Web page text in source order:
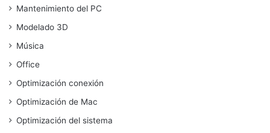
Mantenimiento del PC
Modelado 3D
Música
Office
Optimización conexión
Optimización de Mac
Optimización del sistema